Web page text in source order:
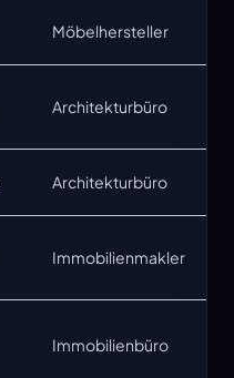
Möbelhersteller
Architekturbüro
Architekturbüro
Immobilienmakler
Immobilienbüro